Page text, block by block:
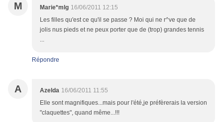
M Marie*mlg 16/06/2011 12:15
Les filles qu'est ce qu'il se passe ? Moi qui ne r^ve que de
jolis nus pieds et ne peux porter que de (trop) grandes tennis
...
Répondre
A Azelda 16/06/2011 11:55
Elle sont magnifiques...mais pour l'été,je préfèrerais la version
"claquettes", quand même...!!!